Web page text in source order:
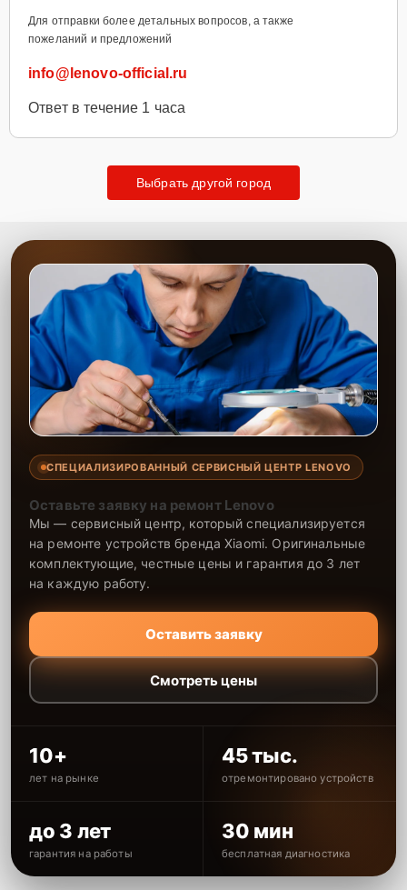
Для отправки более детальных вопросов, а также
пожеланий и предложений
info@lenovo-official.ru
Ответ в течение 1 часа
Выбрать другой город
СПЕЦИАЛИЗИРОВАННЫЙ СЕРВИСНЫЙ ЦЕНТР LENOVO
Оставьте заявку на ремонт Lenovo
Мы — сервисный центр, который специализируется
на ремонте устройств бренда Xiaomi. Оригинальные
комплектующие, честные цены и гарантия до 3 лет
на каждую работу.
Оставить заявку
Смотреть цены
10+
лет на рынке
45 тыс.
отремонтировано устройств
до 3 лет
гарантия на работы
30 мин
бесплатная диагностика